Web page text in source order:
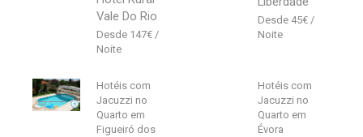
Vale Do Rio
147€
45€
Hotéis com
Jacuzzi no
Quarto em
Figueiró dos
Hotéis com
Jacuzzi no
Quarto em
Évora